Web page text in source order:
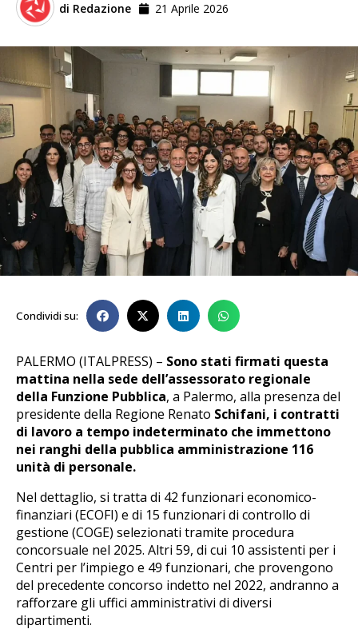
di Redazione 21 Aprile 2026
Condividi su:
PALERMO (ITALPRESS) – Sono stati firmati questa
mattina nella sede dell’assessorato regionale
della Funzione Pubblica, a Palermo, alla presenza del
presidente della Regione Renato Schifani, i contratti
di lavoro a tempo indeterminato che immettono
nei ranghi della pubblica amministrazione 116
unità di personale.
Nel dettaglio, si tratta di 42 funzionari economico-
finanziari (ECOFI) e di 15 funzionari di controllo di
gestione (COGE) selezionati tramite procedura
concorsuale nel 2025. Altri 59, di cui 10 assistenti per i
Centri per l’impiego e 49 funzionari, che provengono
del precedente concorso indetto nel 2022, andranno a
rafforzare gli uffici amministrativi di diversi
dipartimenti.